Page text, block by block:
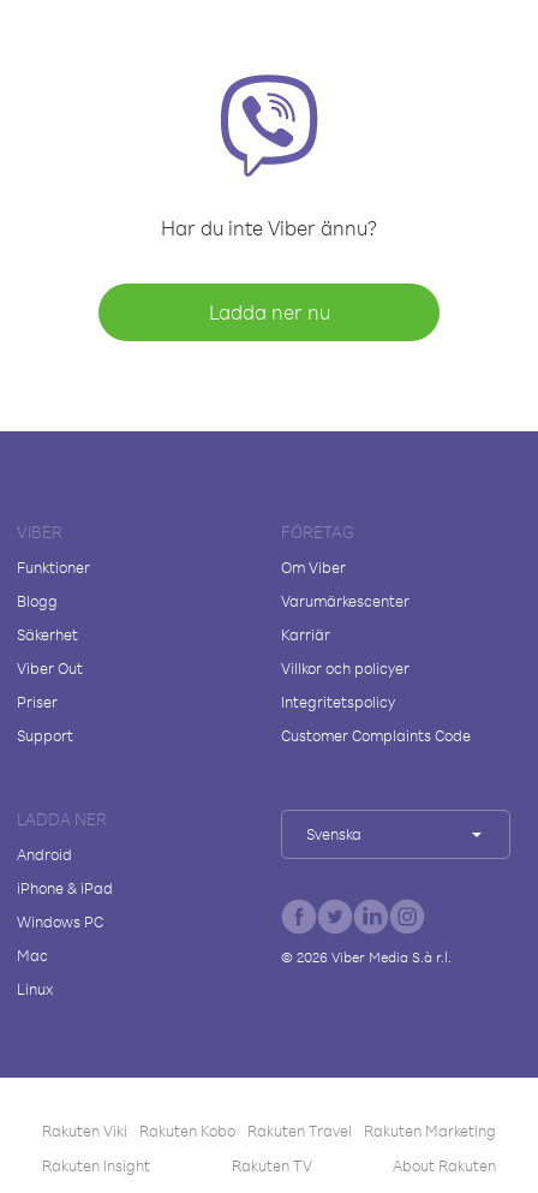
Har du inte Viber ännu?
Ladda ner nu
VIBER
Funktioner
Blogg
Säkerhet
Viber Out
Priser
Support
FÖRETAG
Om Viber
Varumärkescenter
Karriär
Villkor och policyer
Integritetspolicy
Customer Complaints Code
LADDA NER
Android
iPhone & iPad
Windows PC
Mac
Linux
Svenska
© 2026Viber Media S.à r.l.
Rakuten Viki Rakuten Kobo Rakuten Travel
Rakuten Marketing
Rakuten Insight
Rakuten TV About Rakuten